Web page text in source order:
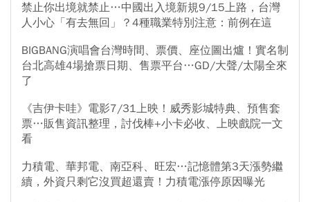
禁止你出境就禁止…中國出入境新規9/15上路，台灣
人小心「有去無回」？4種職業特別注意：前例在這
BIGBANG演唱會台灣時間、票價、座位圖出爐！實名制
台北高雄4場搶票日期、售票平台…GD/大聲/太陽全來
了
《吉伊卡哇》電影7/31上映！威秀影城特典、預售套
票…販售資訊整理，討伐棒+小卡必收、上映戲院一文
看
力積電、華邦電、南亞科、旺宏…記憶體第3天漲勢繼
續，外資只剩它沒買超還賣！力積電漲停原因曝光